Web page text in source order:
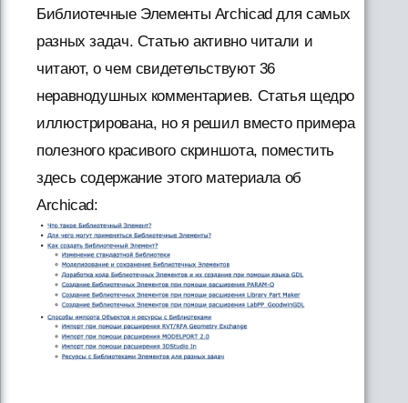
Библиотечные Элементы Archicad для самых
разных задач. Статью активно читали и
читают, о чем свидетельствуют 36
неравнодушных комментариев. Статья щедро
иллюстрирована, но я решил вместо примера
полезного красивого скриншота, поместить
здесь содержание этого материала об
Archicad: